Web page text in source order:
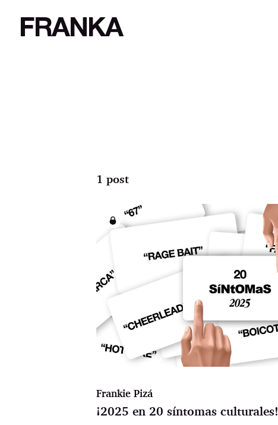
FRANKA
1 post
Frankie Pizá
¡2025 en 20 síntomas culturales!